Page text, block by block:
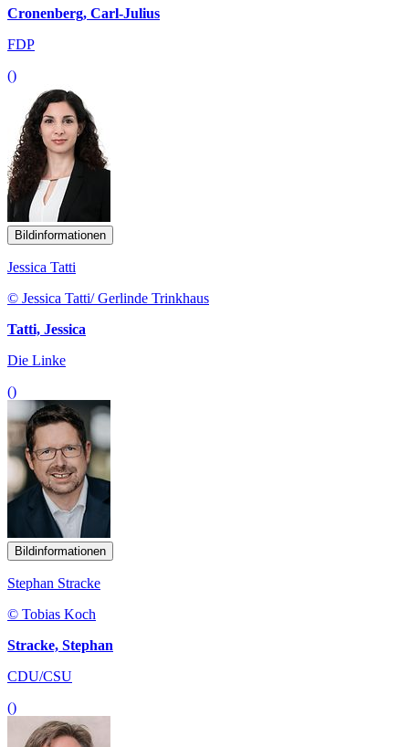
Cronenberg, Carl-Julius
FDP
()
Bildinformationen
Jessica Tatti
© Jessica Tatti/ Gerlinde Trinkhaus
Tatti, Jessica
Die Linke
()
Bildinformationen
Stephan Stracke
© Tobias Koch
Stracke, Stephan
CDU/CSU
()